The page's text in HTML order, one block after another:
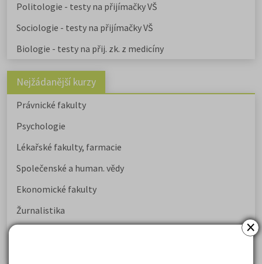
×
Politologie - testy na přijímačky VŠ
Sociologie - testy na přijímačky VŠ
Biologie - testy na přij. zk. z medicíny
Nejžádanější kurzy
Právnické fakulty
Psychologie
Lékařské fakulty, farmacie
Společenské a human. vědy
Ekonomické fakulty
Žurnalistika